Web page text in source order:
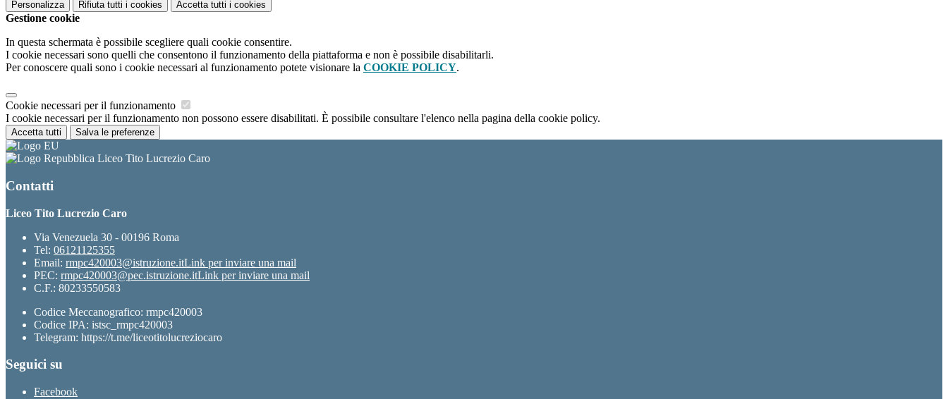
Personalizza Rifiuta tutti i cookies Accetta tutti i cookies
Gestione cookie
In questa schermata è possibile scegliere quali cookie consentire.
I cookie necessari sono quelli che consentono il funzionamento della piattaforma e non è possibile disabilitarli.
Per conoscere quali sono i cookie necessari al funzionamento potete visionare la COOKIE POLICY.
Cookie necessari per il funzionamento
I cookie necessari per il funzionamento non possono essere disabilitati. È possibile consultare l'elenco nella pagina della cookie policy.
Accetta tutti Salva le preferenze
Liceo Tito Lucrezio Caro
Contatti
Liceo Tito Lucrezio Caro
Via Venezuela 30 - 00196 Roma
Tel: 06121125355
Email: rmpc420003@istruzione.itLink per inviare una mail
PEC: rmpc420003@pec.istruzione.itLink per inviare una mail
C.F.: 80233550583
Codice Meccanografico: rmpc420003
Codice IPA: istsc_rmpc420003
Telegram: https://t.me/liceotitolucreziocaro
Seguici su
Facebook